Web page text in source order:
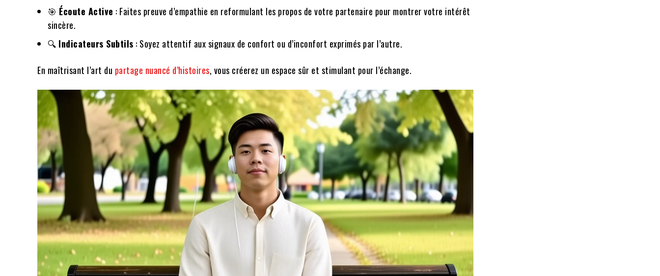
🎯 Écoute Active : Faites preuve d’empathie en reformulant les propos de votre partenaire pour montrer votre intérêt
sincère.
🔍 Indicateurs Subtils : Soyez attentif aux signaux de confort ou d’inconfort exprimés par l’autre.
En maîtrisant l’art du partage nuancé d’histoires, vous créerez un espace sûr et stimulant pour l’échange.